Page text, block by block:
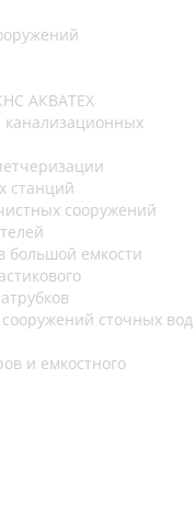
АКВАТЕХ
канализационных
станций
сооружений
большой емкости
сточных вод
и емкостного